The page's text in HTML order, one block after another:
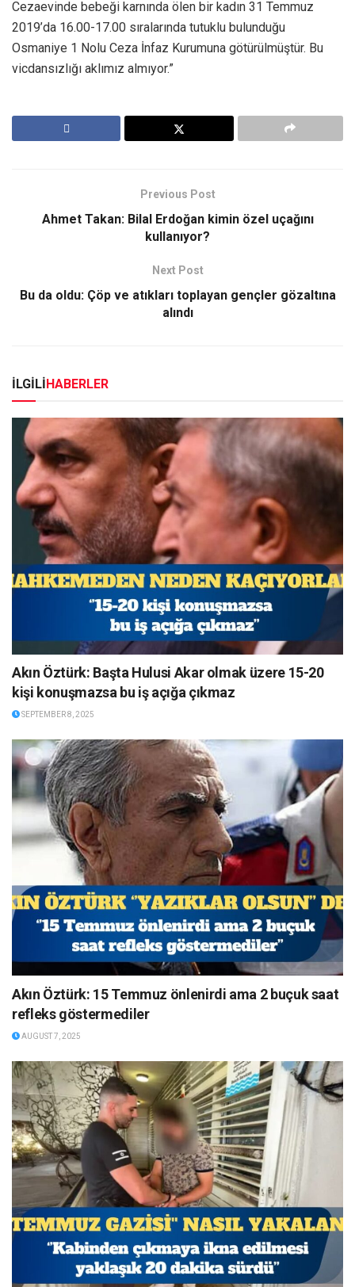
Cezaevinde bebeği karnında ölen bir kadın 31 Temmuz
2019’da 16.00-17.00 sıralarında tutuklu bulunduğu
Osmaniye 1 Nolu Ceza İnfaz Kurumuna götürülmüştür. Bu
vicdansızlığı aklımız almıyor.”
Previous Post
Ahmet Takan: Bilal Erdoğan kimin özel uçağını
kullanıyor?
Next Post
Bu da oldu: Çöp ve atıkları toplayan gençler gözaltına
alındı
İLGİLİHABERLER
Akın Öztürk: Başta Hulusi Akar olmak üzere 15-20
kişi konuşmazsa bu iş açığa çıkmaz
SEPTEMBER 8, 2025
Akın Öztürk: 15 Temmuz önlenirdi ama 2 buçuk saat
refleks göstermediler
AUGUST 7, 2025